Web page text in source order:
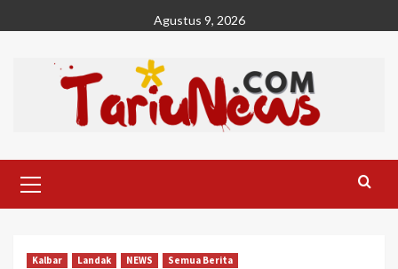
to
Agustus 9, 2026
Menu
Kalbar Landak NEWS Semua Berita